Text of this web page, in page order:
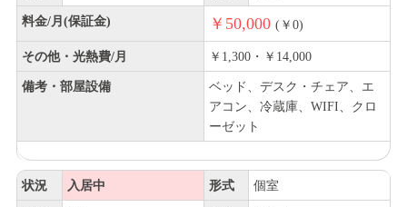
料金/月(保証金) ￥50,000 (￥0)
その他・光熱費/月 ￥1,300・￥14,000
備考・部屋設備
ベッド、デスク・チェア、エ
アコン、冷蔵庫、WIFI、クロ
ーゼット
状況 入居中 形式 個室